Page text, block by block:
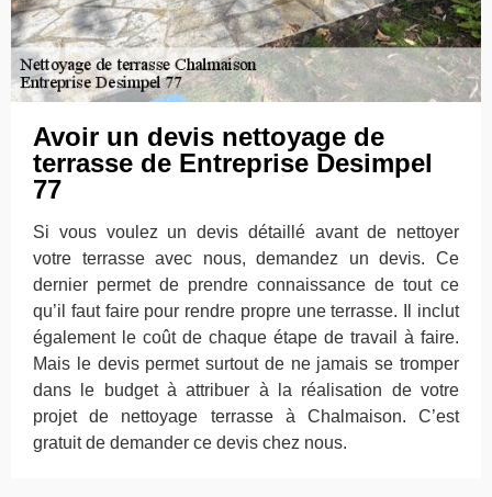
Avoir un devis nettoyage de
terrasse de Entreprise Desimpel
77
Si vous voulez un devis détaillé avant de nettoyer
votre terrasse avec nous, demandez un devis. Ce
dernier permet de prendre connaissance de tout ce
qu’il faut faire pour rendre propre une terrasse. Il inclut
également le coût de chaque étape de travail à faire.
Mais le devis permet surtout de ne jamais se tromper
dans le budget à attribuer à la réalisation de votre
projet de nettoyage terrasse à Chalmaison. C’est
gratuit de demander ce devis chez nous.